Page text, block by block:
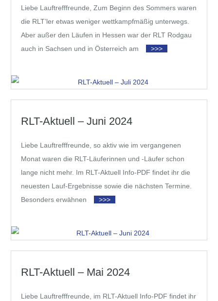
Liebe Lauftrefffreunde, Zum Beginn des Sommers waren
die RLT’ler etwas weniger wettkampfmäßig unterwegs.
Aber außer den Läufen in Hessen war der RLT Rodgau
auch in Sachsen und in Österreich am
>>>
RLT-Aktuell – Juni 2024
Liebe Lauftrefffreunde, so aktiv wie im vergangenen
Monat waren die RLT-Läuferinnen und -Läufer schon
lange nicht mehr. Im RLT-Aktuell Info-PDF findet ihr die
neuesten Lauf-Ergebnisse sowie die nächsten Termine.
Besonders erwähnen
>>>
RLT-Aktuell – Mai 2024
Liebe Lauftrefffreunde, im RLT-Aktuell Info-PDF findet ihr